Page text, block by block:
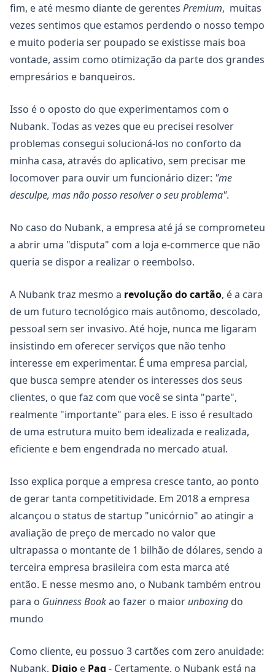
fim, e até mesmo diante de gerentes Premium, muitas
vezes sentimos que estamos perdendo o nosso tempo
e muito poderia ser poupado se existisse mais boa
vontade, assim como otimização da parte dos grandes
empresários e banqueiros.
Isso é o oposto do que experimentamos com o
Nubank. Todas as vezes que eu precisei resolver
problemas consegui solucioná-los no conforto da
minha casa, através do aplicativo, sem precisar me
locomover para ouvir um funcionário dizer: "me
desculpe, mas não posso resolver o seu problema".
No caso do Nubank, a empresa até já se comprometeu
a abrir uma "disputa" com a loja e-commerce que não
queria se dispor a realizar o reembolso.
A Nubank traz mesmo a revolução do cartão, é a cara
de um futuro tecnológico mais autônomo, descolado,
pessoal sem ser invasivo. Até hoje, nunca me ligaram
insistindo em oferecer serviços que não tenho
interesse em experimentar. É uma empresa parcial,
que busca sempre atender os interesses dos seus
clientes, o que faz com que você se sinta "parte",
realmente "importante" para eles. E isso é resultado
de uma estrutura muito bem idealizada e realizada,
eficiente e bem engendrada no mercado atual.
Isso explica porque a empresa cresce tanto, ao ponto
de gerar tanta competitividade. Em 2018 a empresa
alcançou o status de startup "unicórnio" ao atingir a
avaliação de preço de mercado no valor que
ultrapassa o montante de 1 bilhão de dólares, sendo a
terceira empresa brasileira com esta marca até
então. E nesse mesmo ano, o Nubank também entrou
para o Guinness Bookao fazer o maior unboxing do
mundo
Como cliente, eu possuo 3 cartões com zero anuidade:
Nubank, Digio e Pag - Certamente, o Nubank está na